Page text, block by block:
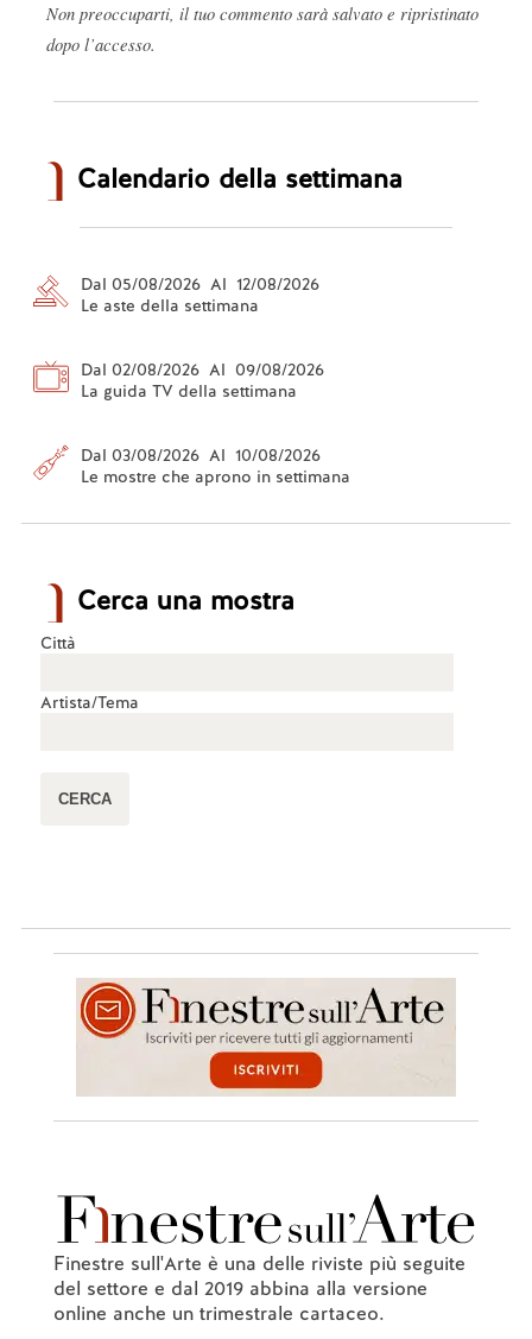
Non preoccuparti, il tuo commento sarà salvato e ripristinato
dopo l’accesso.
Calendario della settimana
Dal 05/08/2026 Al 12/08/2026
Le aste della settimana
Dal 02/08/2026 Al 09/08/2026
La guida TV della settimana
Dal 03/08/2026 Al 10/08/2026
Le mostre che aprono in settimana
Cerca una mostra
Città
Artista/Tema
Finestre sull'Arte è una delle riviste più seguite
del settore e dal 2019 abbina alla versione
online anche un trimestrale cartaceo.